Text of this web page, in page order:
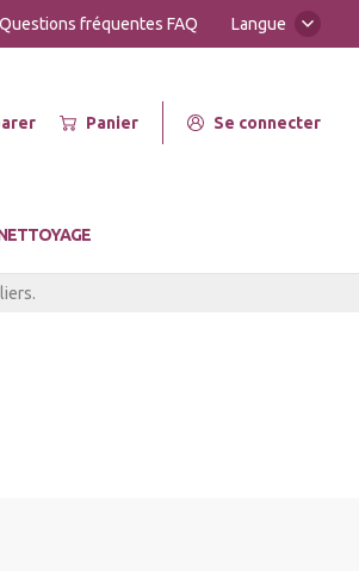
Questions fréquentes FAQ Langue
Panier Se connecter